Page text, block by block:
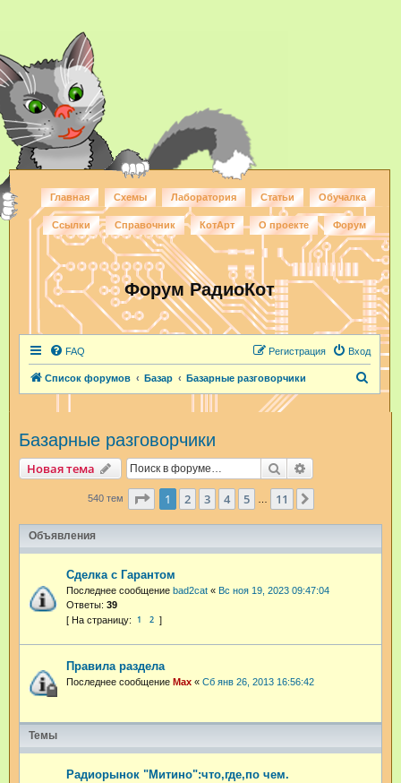
Главная Схемы Лаборатория Статьи Обучалка
Ссылки Справочник КотАрт О проекте Форум
Форум РадиоКот
FAQ Вход
Регистрация
Список форумов Базар Базарные разговорчики
Базарные разговорчики
Новая тема Поиск
540 тем Страница из 11
1 2 3 4 5 11
Объявления
Сделка с Гарантом
Последнее сообщение bad2cat « Вс ноя 19, 2023 09:47:04
Ответы: 39
1 2
Правила раздела
Последнее сообщение Max « Сб янв 26, 2013 16:56:42
Темы
Радиорынок "Митино":что,где,по чем.